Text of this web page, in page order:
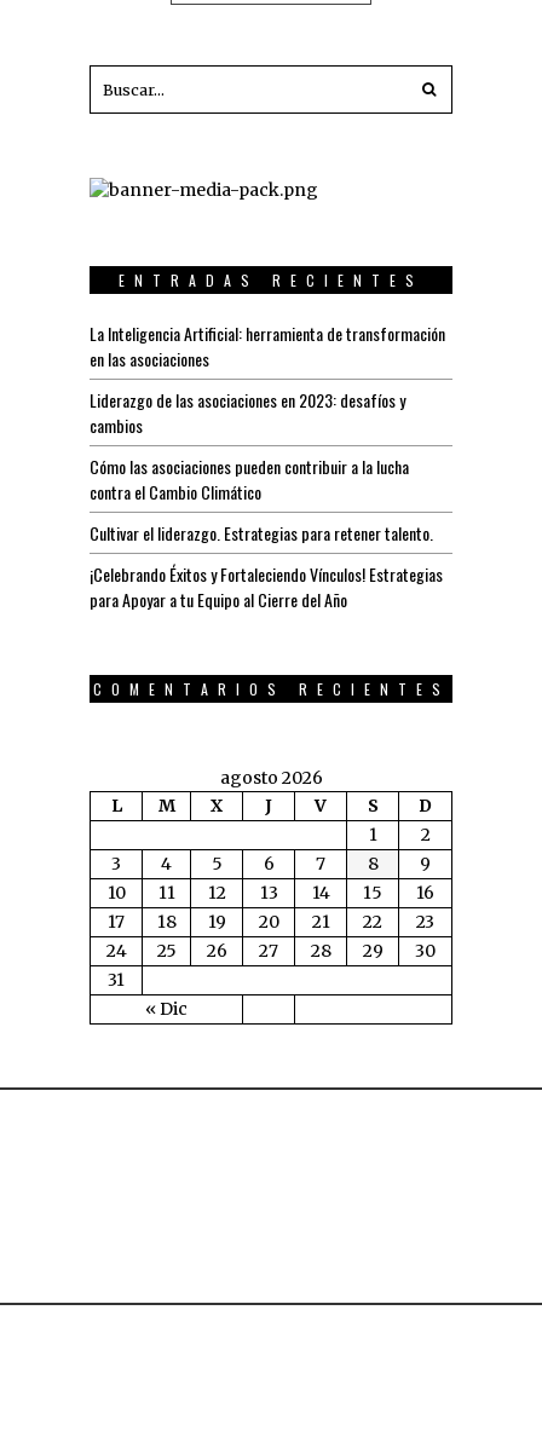
ENTRADAS RECIENTES
La Inteligencia Artificial: herramienta de transformación
en las asociaciones
Liderazgo de las asociaciones en 2023: desafíos y
cambios
Cómo las asociaciones pueden contribuir a la lucha
contra el Cambio Climático
Cultivar el liderazgo. Estrategias para retener talento.
¡Celebrando Éxitos y Fortaleciendo Vínculos! Estrategias
para Apoyar a tu Equipo al Cierre del Año
COMENTARIOS RECIENTES
agosto 2026
L
M X J V S D
« Dic
1
2
3
4 5 6 7 8
9
10
11 12 13 14 15
16
17
18 19 20 21 22
23
24
25 26 27 28 29
30
31